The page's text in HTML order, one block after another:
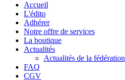
Accueil
L'édito
Adhérer
Notre offre de services
La boutique
Actualités
Actualités de la fédération
FAQ
CGV